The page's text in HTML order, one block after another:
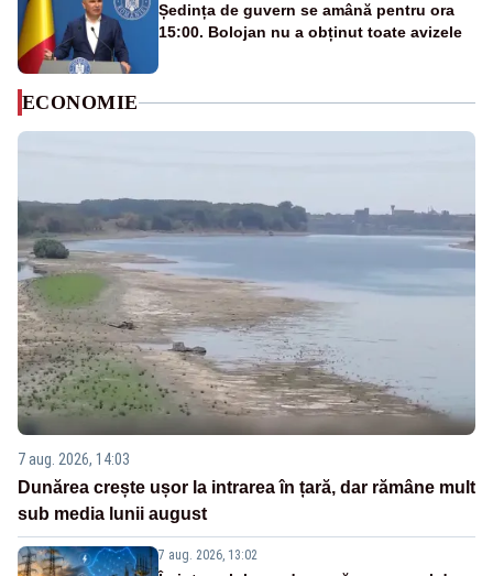
Ședința de guvern se amână pentru ora
15:00. Bolojan nu a obținut toate avizele
ECONOMIE
7 aug. 2026, 14:03
Dunărea crește ușor la intrarea în țară, dar rămâne mult
sub media lunii august
7 aug. 2026, 13:02